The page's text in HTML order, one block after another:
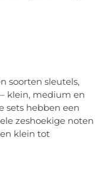
soorten sleutels,
klein, medium en
sets hebben een
zeshoekige noten
klein tot